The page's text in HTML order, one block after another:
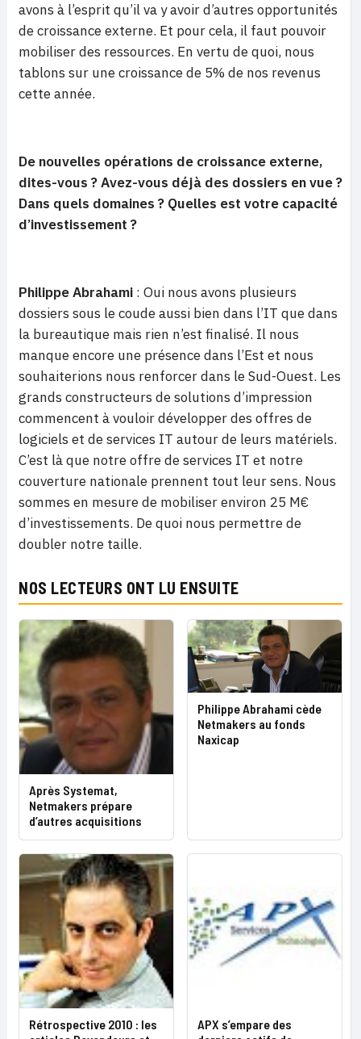
avons à l’esprit qu’il va y avoir d’autres opportunités
de croissance externe. Et pour cela, il faut pouvoir
mobiliser des ressources. En vertu de quoi, nous
tablons sur une croissance de 5% de nos revenus
cette année.
De nouvelles opérations de croissance externe,
dites-vous ? Avez-vous déjà des dossiers en vue ?
Dans quels domaines ? Quelles est votre capacité
d’investissement ?
Philippe Abrahami : Oui nous avons plusieurs
dossiers sous le coude aussi bien dans l’IT que dans
la bureautique mais rien n’est finalisé. Il nous
manque encore une présence dans l’Est et nous
souhaiterions nous renforcer dans le Sud-Ouest. Les
grands constructeurs de solutions d’impression
commencent à vouloir développer des offres de
logiciels et de services IT autour de leurs matériels.
C’est là que notre offre de services IT et notre
couverture nationale prennent tout leur sens. Nous
sommes en mesure de mobiliser environ 25 M€
d’investissements. De quoi nous permettre de
doubler notre taille.
NOS LECTEURS ONT LU ENSUITE
Après Systemat,
Netmakers prépare
d’autres acquisitions
Philippe Abrahami cède
Netmakers au fonds
Naxicap
Rétrospective 2010 : les
APX s’empare des